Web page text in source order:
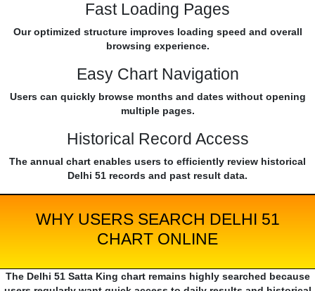
Fast Loading Pages
Our optimized structure improves loading speed and overall
browsing experience.
Easy Chart Navigation
Users can quickly browse months and dates without opening
multiple pages.
Historical Record Access
The annual chart enables users to efficiently review historical
Delhi 51 records and past result data.
WHY USERS SEARCH DELHI 51
CHART ONLINE
The Delhi 51 Satta King chart remains highly searched because